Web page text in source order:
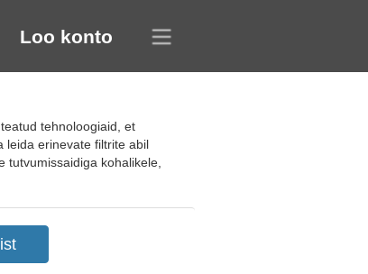
Loo konto
tehnoloogiaid, et
leida erinevate filtrite abil
kohalikele,